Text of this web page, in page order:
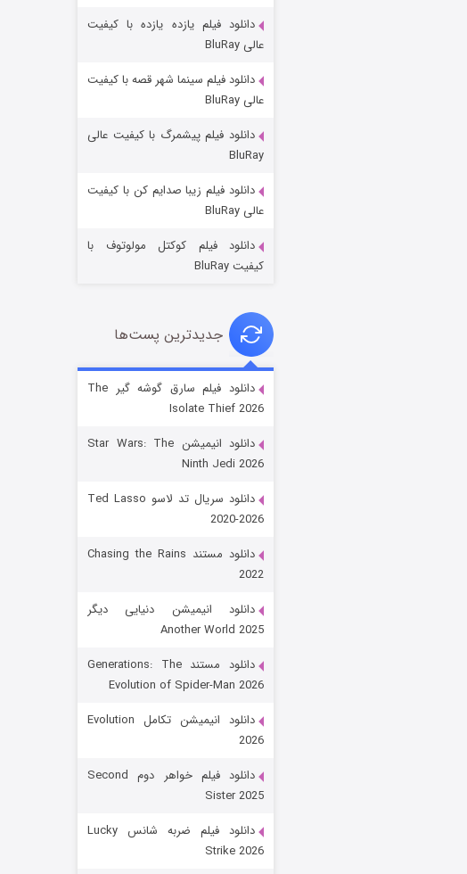
جادوگری در مغولستان
قسمت۶ (زیرنویس)
رویایی برای تو
قسمت۱۵ (دوبله) منتشر شد
دانلود فیلم یازده یازده با کیفیت
عالی BluRay
دانلود فیلم سینما شهر قصه با کیفیت
عالی BluRay
دانلود فیلم پیشمرگ با کیفیت عالی
BluRay
دانلود فیلم زیبا صدایم کن با کیفیت
عالی BluRay
دانلود فیلم کوکتل مولوتوف با
کیفیت BluRay
جدیدترین پست‌ها
دانلود فیلم سارق گوشه گیر The
Isolate Thief 2026
دانلود انیمیشن Star Wars: The
Ninth Jedi 2026
دانلود سریال تد لاسو Ted Lasso
2020-2026
دانلود مستند Chasing the Rains
2022
دانلود انیمیشن دنیایی دیگر
Another World 2025
دانلود مستند Generations: The
Evolution of Spider-Man 2026
دانلود انیمیشن تکامل Evolution
2026
دانلود فیلم خواهر دوم Second
Sister 2025
دانلود فیلم ضربه شانس Lucky
Strike 2026